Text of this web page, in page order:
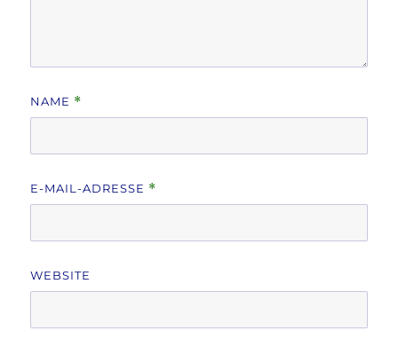
NAME *
E-MAIL-ADRESSE *
WEBSITE